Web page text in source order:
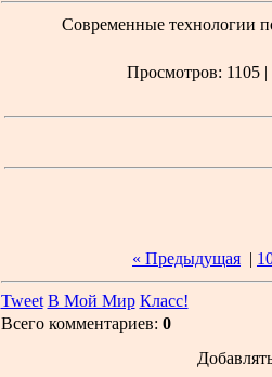
Современные технологии
Просмотров: 1105
« Предыдущая |
Tweet В Мой Мир Класс!
Всего комментариев: 0